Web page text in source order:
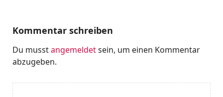
Kommentar schreiben
Du musstangemeldetsein, um einen Kommentar
abzugeben.